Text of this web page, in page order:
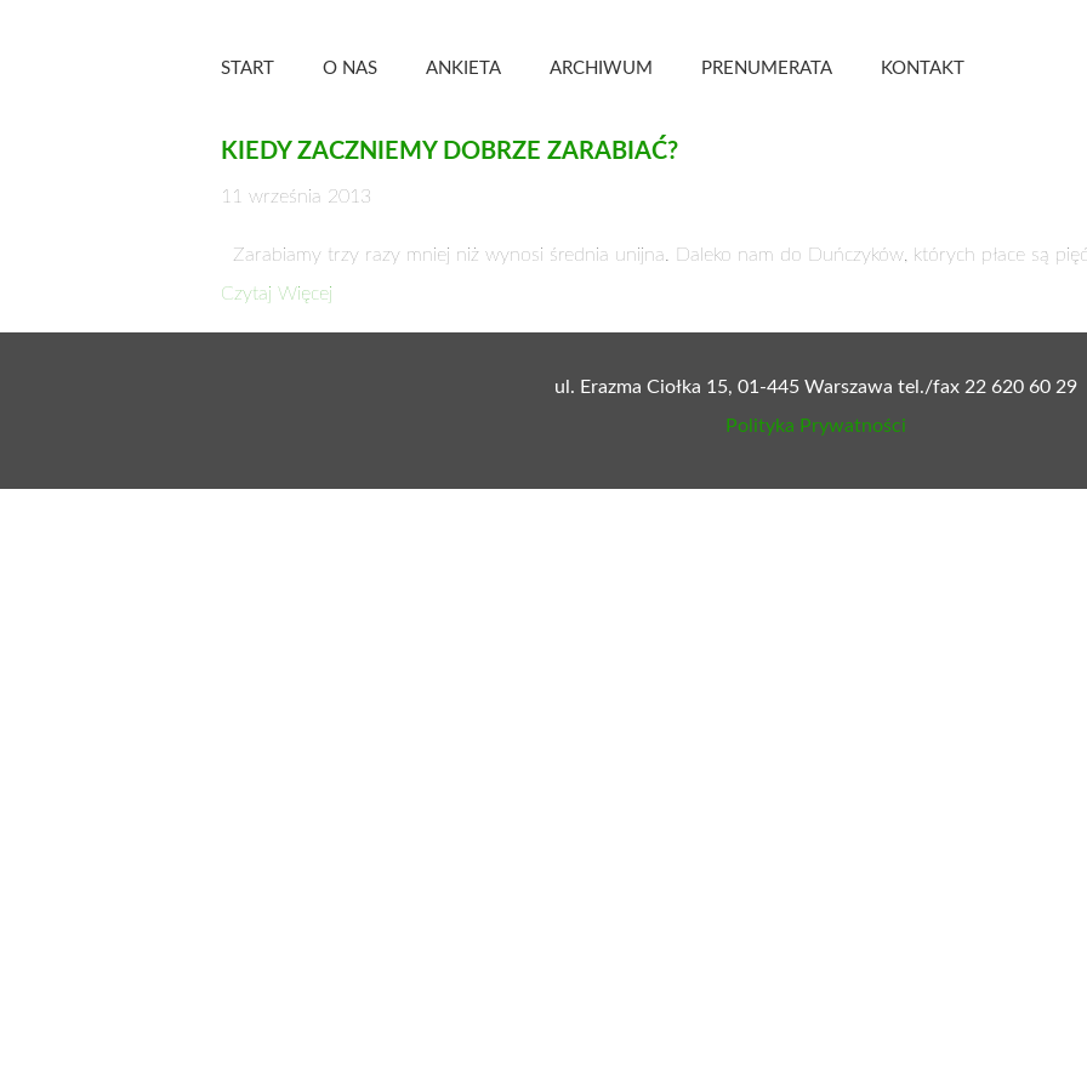
START O NAS ANKIETA ARCHIWUM PRENUMERATA KONTAKT
KIEDY ZACZNIEMY DOBRZE ZARABIAĆ?
11 września 2013
Zarabiamy trzy razy mniej niż wynosi średnia unijna. Daleko nam do Duńczyków, których płace są
Czytaj Więcej
ul. Erazma Ciołka 15, 01-445 Warszawa tel./fax 22 620 60 29
Polityka Prywatności